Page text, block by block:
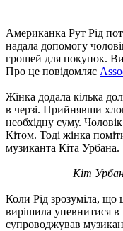
Американка Рут Рід
надала допомогу
грошей для покупок.
Про це повідомляє
Жінка додала кілька
в черзі. Прийнявши
необхідну суму.
Кітом. Тоді жінка
музиканта Кіта Урбана.
Кіт
Коли Рід зрозуміла, що
вирішила упевнитися
супроводжував